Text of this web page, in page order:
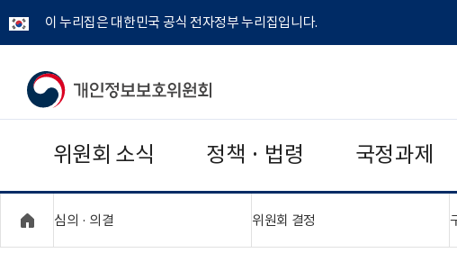
이 누리집은 대한민국 공식 전자정부 누리집입니다.
개
보
보
위원회 소식 정책 · 법령 국정과제
심의 · 의결 위원회 결정